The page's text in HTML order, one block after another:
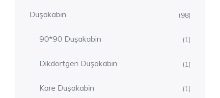
Duşakabin (98)
90*90 Duşakabin (1)
Dikdörtgen Duşakabin (1)
Kare Duşakabin (1)